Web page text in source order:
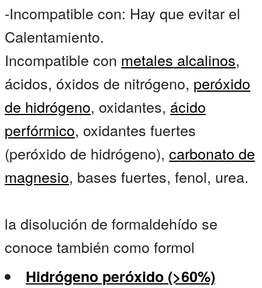
-Incompatible con: Hay que evitar el
Calentamiento.
Incompatible con metales alcalinos,
ácidos, óxidos de nitrógeno, peróxido
de hidrógeno, oxidantes, ácido
perfórmico, oxidantes fuertes
(peróxido de hidrógeno), carbonato de
magnesio, bases fuertes, fenol, urea.
la disolución de formaldehído se
conoce también como formol
Hidrógeno peróxido (>60%)